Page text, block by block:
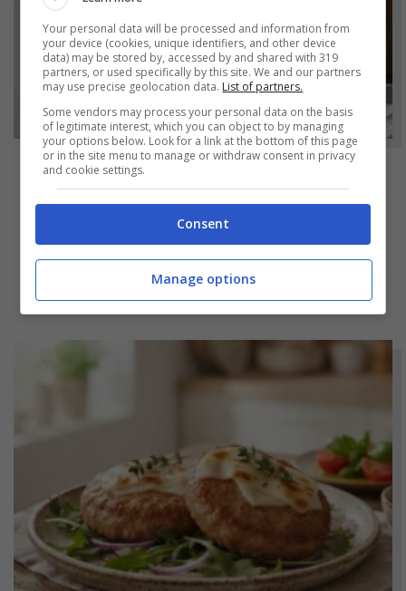
Bicchieri opachi dopo la lavastoviglie? Il
segreto naturale per farli tornare come
nuovi
Your personal data will be processed and information from
your device (cookies, unique identifiers, and other device
data) may be stored by, accessed by and shared with 319
partners, or used specifically by this site. We and our partners
may use precise geolocation data. List of partners.
Some vendors may process your personal data on the basis
of legitimate interest, which you can object to by managing
your options below. Look for a link at the bottom of this page
or in the site menu to manage or withdraw consent in privacy
and cookie settings.
Consent
Manage options